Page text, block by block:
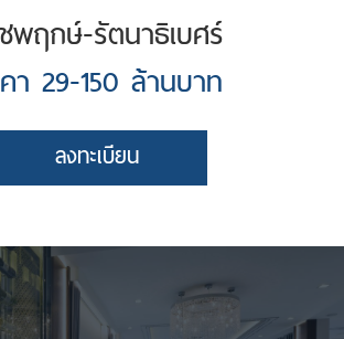
ข้อมูลส่วนบุคคล
พฤกษ์-รัตนาธิเบศร์
า 29-150 ล้านบาท
ลงทะเบียน